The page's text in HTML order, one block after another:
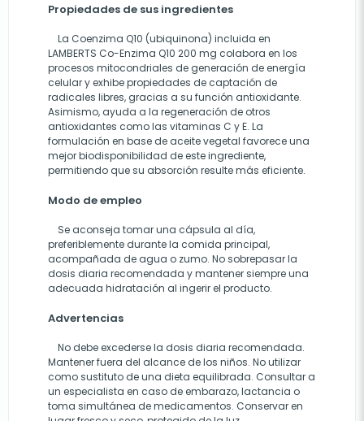
Propiedades de sus ingredientes
La Coenzima Q10 (ubiquinona) incluida en
LAMBERTS Co-Enzima Q10 200 mg colabora en los
procesos mitocondriales de generación de energía
celular y exhibe propiedades de captación de
radicales libres, gracias a su función antioxidante.
Asimismo, ayuda a la regeneración de otros
antioxidantes como las vitaminas C y E. La
formulación en base de aceite vegetal favorece una
mejor biodisponibilidad de este ingrediente,
permitiendo que su absorción resulte más eficiente.
Modo de empleo
Se aconseja tomar una cápsula al día,
preferiblemente durante la comida principal,
acompañada de agua o zumo. No sobrepasar la
dosis diaria recomendada y mantener siempre una
adecuada hidratación al ingerir el producto.
Advertencias
No debe excederse la dosis diaria recomendada.
Mantener fuera del alcance de los niños. No utilizar
como sustituto de una dieta equilibrada. Consultar a
un especialista en caso de embarazo, lactancia o
toma simultánea de medicamentos. Conservar en